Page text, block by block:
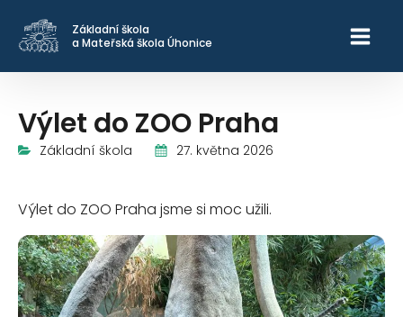
Základní škola
a Mateřská škola Úhonice
Výlet do ZOO Praha
Základní škola 27. května 2026
Výlet do ZOO Praha jsme si moc užili.